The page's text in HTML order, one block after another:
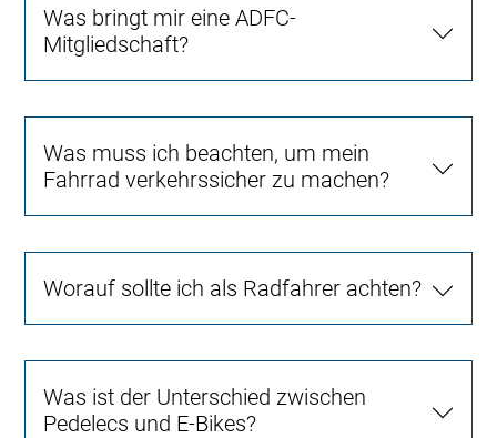
Was bringt mir eine ADFC-
Mitgliedschaft?
Was muss ich beachten, um mein
Fahrrad verkehrssicher zu machen?
Worauf sollte ich als Radfahrer achten?
Was ist der Unterschied zwischen
Pedelecs und E-Bikes?